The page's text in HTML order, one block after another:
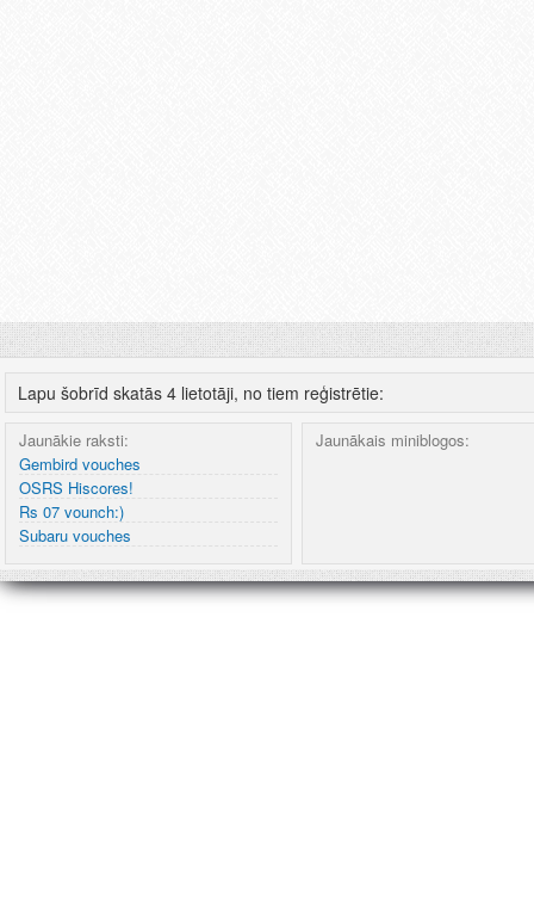
Lapu šobrīd skatās 4 lietotāji, no tiem reģistrētie:
Jaunākie raksti:
Gembird vouches
OSRS Hiscores!
Rs 07 vounch:)
Subaru vouches
Jaunākais miniblogos: